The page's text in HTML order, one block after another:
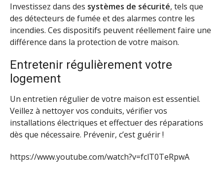
Investissez dans des systèmes de sécurité, tels que
des détecteurs de fumée et des alarmes contre les
incendies. Ces dispositifs peuvent réellement faire une
différence dans la protection de votre maison.
Entretenir régulièrement votre
logement
Un entretien régulier de votre maison est essentiel.
Veillez à nettoyer vos conduits, vérifier vos
installations électriques et effectuer des réparations
dès que nécessaire. Prévenir, c’est guérir !
https://www.youtube.com/watch?v=fclT0TeRpwA